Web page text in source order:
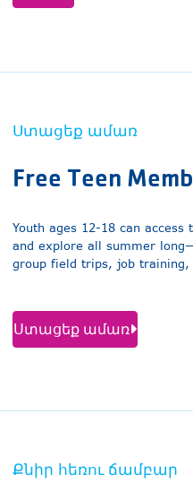
Ստացեք ամառ
Free Teen
Youth ages 12-18 can
and explore all summer
group field trips, job training,
Ստացեք ամառ
Քնիր հեռու ճամբար